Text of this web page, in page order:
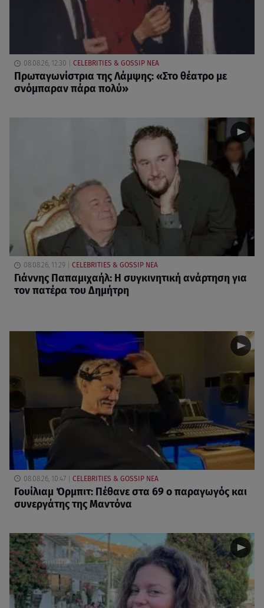
08.08.26, 12:30 CELEBRITIES & GOSSIP ΝΕΑ
Πρωταγωνίστρια της Λάμψης: «Στο θέατρο με
σνόμπαραν πάρα πολύ»
08.08.26, 11:29 CELEBRITIES & GOSSIP ΝΕΑ
Γιάννης Παπαμιχαήλ: Η συγκινητική ανάρτηση για
τον πατέρα του Δημήτρη
08.08.26, 10:47 CELEBRITIES & GOSSIP ΝΕΑ
Γουίλιαμ Όρμπιτ: Πέθανε στα 69 ο παραγωγός και
συνεργάτης της Μαντόνα